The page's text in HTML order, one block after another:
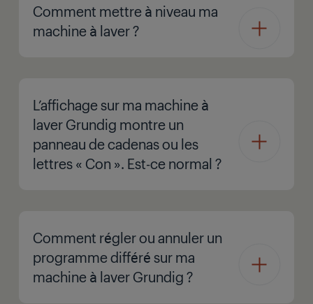
Comment mettre à niveau ma
machine à laver ?
L’affichage sur ma machine à
laver Grundig montre un
panneau de cadenas ou les
lettres « Con ». Est-ce normal ?
Comment régler ou annuler un
programme différé sur ma
machine à laver Grundig ?